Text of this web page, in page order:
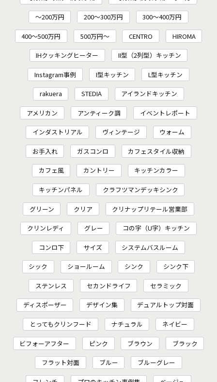
～200万円 200〜300万円 300～400万円
400～500万円 500万円～ CENTRO HIROMA
IHクッキングヒーター II型（2列型）キッチン
Instagram事例 I型キッチン L型キッチン
rakuera STEDIA アイランドキッチン
アメリカン アンティーク調 イベントレポート
インダストリアル ヴィンテージ ウォーム
お手入れ ガスコンロ カフェスタイル収納
カフェ風 カントリー キッチンカラー
キッチンパネル クラフツマンデッキシンク
グリーン クリア クリナップリテール営業部
クリンレディ グレー コの字（U字）キッチン
コンロ下 サイズ システムバスルーム
シック ショールーム シンク シンク下
ステンレス セカンドライフ セラミック
ディスポーザー デザイン集 デュアルトップ対面
とってもクリンフード ナチュラル ネイビー
ビフォーアフター ピンク ブラウン ブラック
フラット対面 ブルー ブルーグレー